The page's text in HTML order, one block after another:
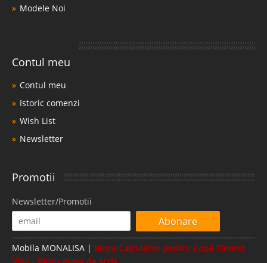
Modele Noi
Contul meu
Contul meu
Istoric comenzi
Wish List
Newsletter
Promotii
Newsletter/Promotii
Abonare
Mobila MONALISA | Birou Calculator pentru Copii Tineret